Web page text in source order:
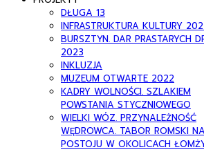
DŁUGA 13
INFRASTRUKTURA KULTURY
BURSZTYN. DAR PRASTARYCH
2023
INKLUZJA
MUZEUM OTWARTE 2022
KADRY WOLNOŚCI. SZLAKIEM
POWSTANIA STYCZNIOWEGO
WIELKI WÓZ. PRZYNALEŻNOŚĆ
WĘDROWCA. TABOR ROMSKI NA
POSTOJU W OKOLICACH